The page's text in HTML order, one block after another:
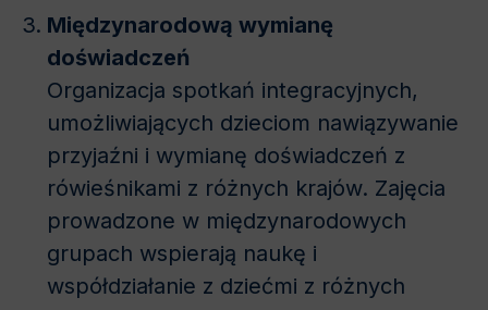
Międzynarodową wymianę
doświadczeń
Organizacja spotkań integracyjnych,
umożliwiających dzieciom nawiązywanie
przyjaźni i wymianę doświadczeń z
rówieśnikami z różnych krajów. Zajęcia
prowadzone w międzynarodowych
grupach wspierają naukę i
współdziałanie z dziećmi z różnych